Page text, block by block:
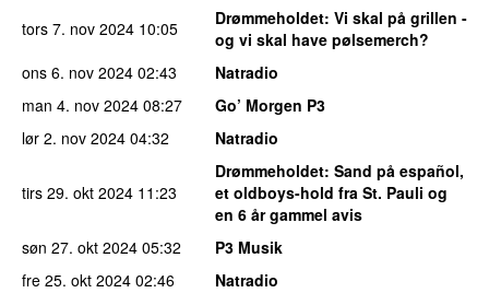
tors 7. nov 2024 10:05 Drømmeholdet: Vi skal på grillen -
og vi skal have pølsemerch?
ons 6. nov 2024 02:43
Natradio
man 4. nov 2024 08:27
Go’ Morgen P3
lør 2. nov 2024 04:32 Natradio
tirs 29. okt 2024 11:23
Drømmeholdet: Sand på español,
et oldboys-hold fra St. Pauli og
en 6 år gammel avis
søn 27. okt 2024 05:32
P3 Musik
fre 25. okt 2024 02:46
Natradio